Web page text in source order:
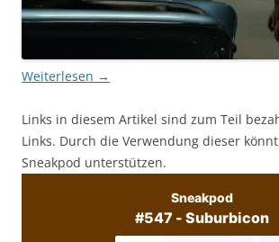
Weiterlesen →
Links in diesem Artikel sind zum Teil
Links. Durch die Verwendung dieser
Sneakpod unterstützen.